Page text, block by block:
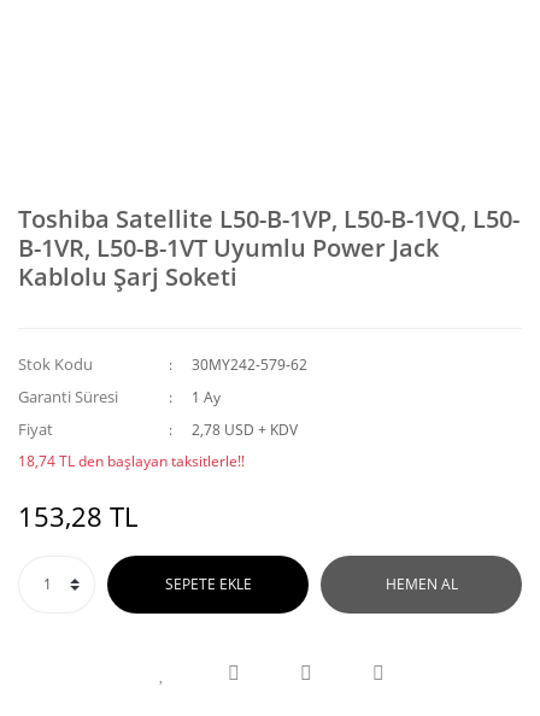
Toshiba Satellite L50-B-1VP, L50-B-1VQ, L50-
B-1VR, L50-B-1VT Uyumlu Power Jack
Kablolu Şarj Soketi
Stok Kodu 30MY242-579-62
Garanti Süresi 1 Ay
Fiyat
2,78 USD + KDV
18,74 TL den başlayan taksitlerle!!
153,28 TL
SEPETE EKLE HEMEN AL